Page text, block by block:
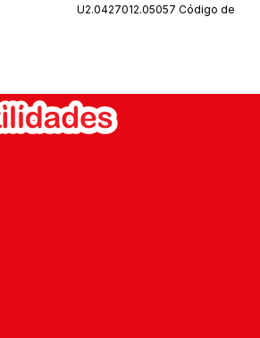
U2.0427012.05057 Código de
bambu Quantidade de peças: 1